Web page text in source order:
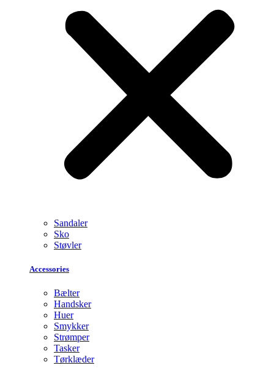
Sandaler
Sko
Støvler
Accessories
Bælter
Handsker
Huer
Smykker
Strømper
Tasker
Tørklæder